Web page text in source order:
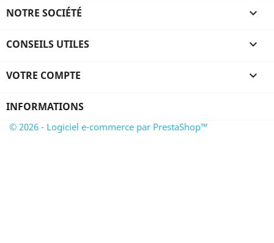
NOTRE SOCIÉTÉ 
CONSEILS UTILES 
VOTRE COMPTE 
INFORMATIONS
© 2026 - Logiciel e-commerce par PrestaShop™